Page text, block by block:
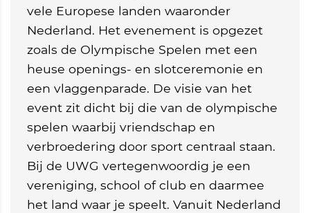
vele Europese landen waaronder
Nederland. Het evenement is opgezet
zoals de Olympische Spelen met een
heuse openings- en slotceremonie en
een vlaggenparade. De visie van het
event zit dicht bij die van de olympische
spelen waarbij vriendschap en
verbroedering door sport centraal staan.
Bij de UWG vertegenwoordig je een
vereniging, school of club en daarmee
het land waar je speelt. Vanuit Nederland